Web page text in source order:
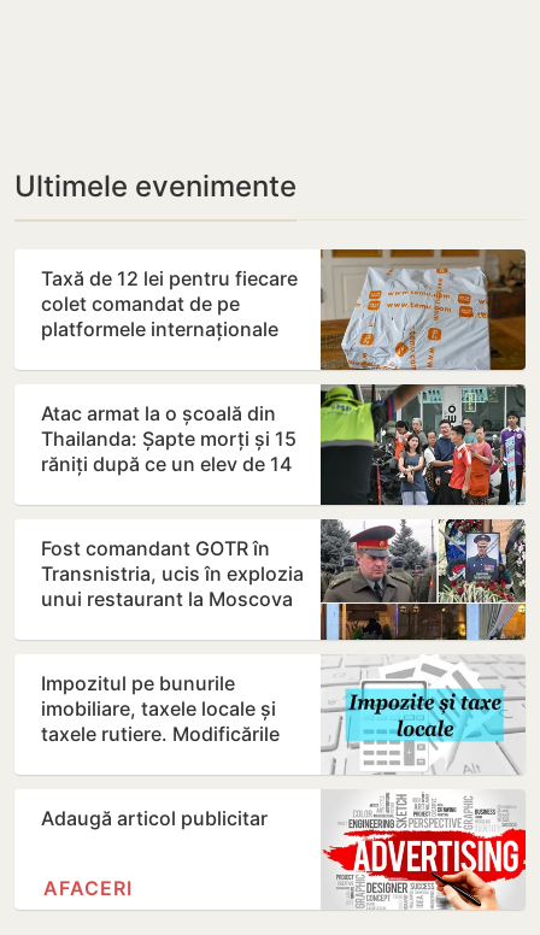
Ultimele evenimente
Taxă de 12 lei pentru fiecare
colet comandat de pe
platformele internaționale
Atac armat la o școală din
Thailanda: Șapte morți și 15
răniți după ce un elev de 14
Fost comandant GOTR în
Transnistria, ucis în explozia
unui restaurant la Moscova
Impozitul pe bunurile
imobiliare, taxele locale și
taxele rutiere. Modificările
Adaugă articol publicitar
AFACERI